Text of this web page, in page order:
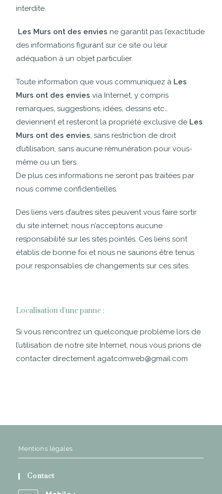
interdite.
Les Murs ont des envies ne garantit pas l’exactitude
des informations figurant sur ce site ou leur
adéquation à un objet particulier.
Toute information que vous communiquez à Les
Murs ont des enviesvia Internet, y compris
remarques, suggestions, idées, dessins etc…
deviennent et resteront la propriété exclusive de Les
Murs ont des envies, sans restriction de droit
d’utilisation, sans aucune rémunération pour vous-
même ou un tiers.
De plus ces informations ne seront pas traitées par
nous comme confidentielles.
Des liens vers d’autres sites peuvent vous faire sortir
du site internet; nous n’acceptons aucune
responsabilité sur les sites pointés. Ces liens sont
établis de bonne foi et nous ne saurions être tenus
pour responsables de changements sur ces sites.
Localisation d’une panne :
Si vous rencontrez un quelconque problème lors de
l’utilisation de notre site Internet, nous vous prions de
contacter directement agatcomweb@gmail.com
Mentions légales
Contact